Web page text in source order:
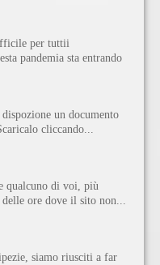
per tuttii
pandemia sta entrando
un documento
cliccando...
qualcuno di voi, più
ore dove il sito non...
siamo riusciti a far